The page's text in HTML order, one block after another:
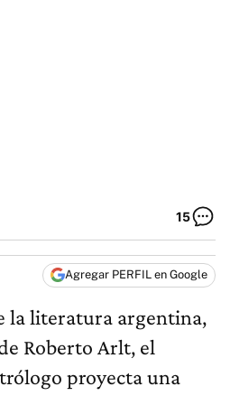
15
Agregar PERFIL en Google
la literatura argentina,
Roberto Arlt, el
proyecta una